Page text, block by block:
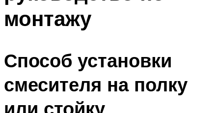
монтажу
Способ установки
смесителя на полку